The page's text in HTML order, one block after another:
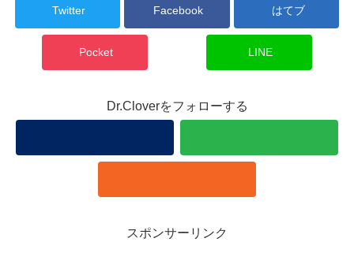
Twitter Facebook はてブ
Pocket LINE
Dr.Cloverをフォローする
スポンサーリンク